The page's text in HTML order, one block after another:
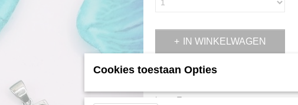
IN WINKELWAGEN
Omschrijving
Letter T
Cookies toestaan Opties